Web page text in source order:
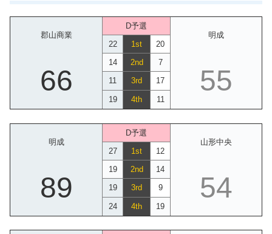
郡山商業
D予選
明成
22
1st 20
66
14 2nd 7
55
11 3rd 17
19 4th 11
明成
D予選
山形中央
27
1st 12
89
19 2nd 14
54
19 3rd 9
24 4th 19